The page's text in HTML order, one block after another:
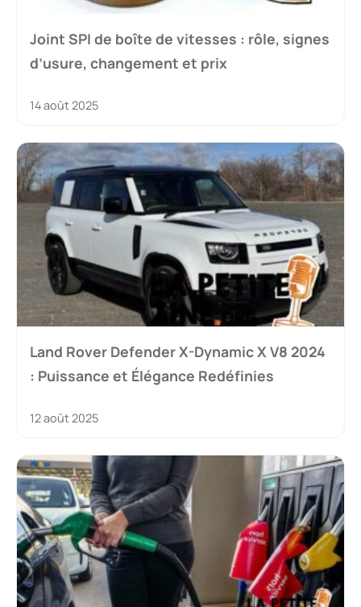
Joint SPI de boîte de vitesses : rôle, signes
d’usure, changement et prix
14 août 2025
Land Rover Defender X-Dynamic X V8 2024
: Puissance et Élégance Redéfinies
12 août 2025